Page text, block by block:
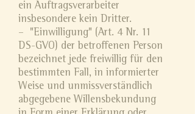
ein Auftragsverarbeiter
insbesondere kein Dritter.
– "Einwilligung" (Art. 4 Nr. 11
DS-GVO) der betroffenen Person
bezeichnet jede freiwillig für den
bestimmten Fall, in informierter
Weise und unmissverständlich
abgegebene Willensbekundung